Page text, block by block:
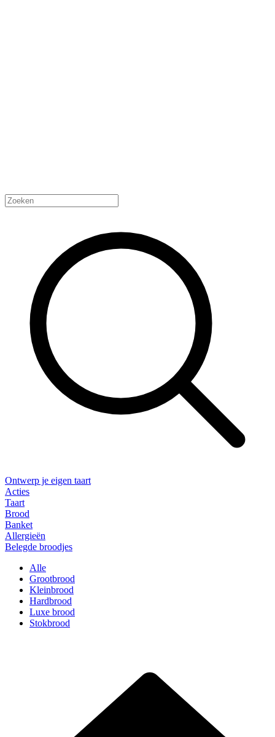
Ontwerp je eigen taart
Acties
Taart
Brood
Banket
Allergieën
Belegde broodjes
Alle
Grootbrood
Kleinbrood
Hardbrood
Luxe brood
Stokbrood